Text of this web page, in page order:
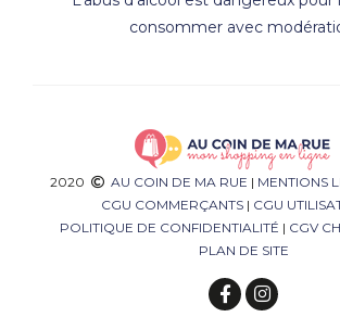
consommer avec
2020 AU COIN DE MA RUE | MENTIONS
CGU COMMERÇANTS | CGU
POLITIQUE DE CONFIDENTIALITÉ | CGV
PLAN DE SITE